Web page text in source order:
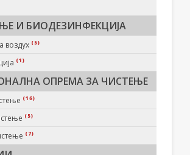
И БИОДЕЗИНФЕКЦИЈА
воздух (5)
(1)
ОПРЕМА ЗА ЧИСТЕЊЕ
(16)
(5)
(7)